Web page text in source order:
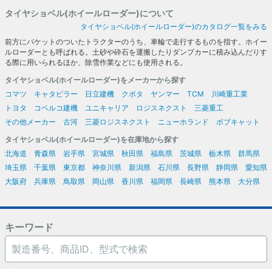
タイヤショベル(ホイールローダー)について
タイヤショベル(ホイールローダー)のカタログ一覧をみる
前方にバケットのついたトラクターのうち、車輪で走行するものを指す。ホイー
ルローダーとも呼ばれる。土砂や砕石を運搬したりダンプカーに積み込んだりす
る際に用いられるほか、除雪作業などにも使用される。
タイヤショベル(ホイールローダー)をメーカーから探す
コマツ
キャタピラー 日立建機 クボタ ヤンマー TCM
川崎重工業
トヨタ
コベルコ建機 ユニキャリア ロジスネクスト
三菱重工
その他メーカー
古河 三菱ロジスネクスト ニューホランド
ボブキャット
タイヤショベル(ホイールローダー)を在庫地から探す
北海道
青森県 岩手県 宮城県 秋田県 福島県 茨城県 栃木県
群馬県
埼玉県
千葉県 東京都 神奈川県 新潟県 石川県 長野県 静岡県
愛知県
大阪府
兵庫県 鳥取県 岡山県 香川県 福岡県 長崎県 熊本県 大分県
キーワード